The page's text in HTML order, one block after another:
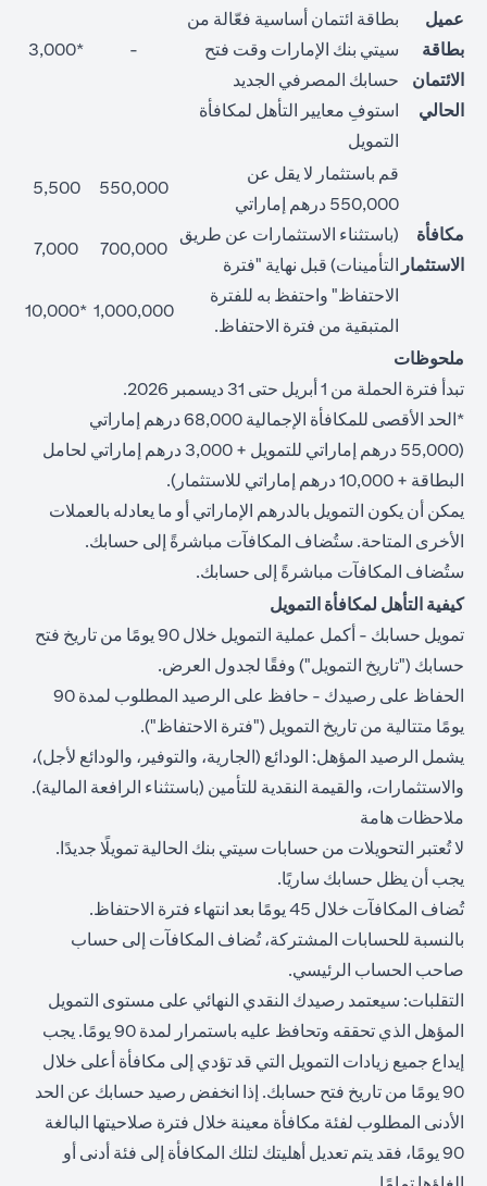
عميل
بطاقة
الائتمان
الحالي
بطاقة ائتمان أساسية فعّالة من
سيتي بنك الإمارات وقت فتح
حسابك المصرفي الجديد
استوفِ معايير التأهل لمكافأة
التمويل
-
*3,000
مكافأة
الاستثمار
قم باستثمار لا يقل عن
550,000 درهم إماراتي
(باستثناء الاستثمارات عن طريق
التأمينات) قبل نهاية "فترة
الاحتفاظ" واحتفظ به للفترة
المتبقية من فترة الاحتفاظ.
550,000
5,500
700,000
7,000
1,000,000
*10,000
ملحوظات
تبدأ فترة الحملة من 1 أبريل حتى 31 ديسمبر 2026.
*الحد الأقصى للمكافأة الإجمالية 68,000 درهم إماراتي
(55,000 درهم إماراتي للتمويل + 3,000 درهم إماراتي لحامل
البطاقة + 10,000 درهم إماراتي للاستثمار).
يمكن أن يكون التمويل بالدرهم الإماراتي أو ما يعادله بالعملات
الأخرى المتاحة. ستُضاف المكافآت مباشرةً إلى حسابك.
ستُضاف المكافآت مباشرةً إلى حسابك.
كيفية التأهل لمكافأة التمويل
تمويل حسابك - أكمل عملية التمويل خلال 90 يومًا من تاريخ فتح
حسابك ("تاريخ التمويل") وفقًا لجدول العرض.
الحفاظ على رصيدك - حافظ على الرصيد المطلوب لمدة 90
يومًا متتالية من تاريخ التمويل ("فترة الاحتفاظ").
يشمل الرصيد المؤهل: الودائع (الجارية، والتوفير، والودائع لأجل)،
والاستثمارات، والقيمة النقدية للتأمين (باستثناء الرافعة المالية).
ملاحظات هامة
لا تُعتبر التحويلات من حسابات سيتي بنك الحالية تمويلًا جديدًا.
يجب أن يظل حسابك ساريًا.
تُضاف المكافآت خلال 45 يومًا بعد انتهاء فترة الاحتفاظ.
بالنسبة للحسابات المشتركة، تُضاف المكافآت إلى حساب
صاحب الحساب الرئيسي.
التقلبات: سيعتمد رصيدك النقدي النهائي على مستوى التمويل
المؤهل الذي تحققه وتحافظ عليه باستمرار لمدة 90 يومًا. يجب
إيداع جميع زيادات التمويل التي قد تؤدي إلى مكافأة أعلى خلال
90 يومًا من تاريخ فتح حسابك. إذا انخفض رصيد حسابك عن الحد
الأدنى المطلوب لفئة مكافأة معينة خلال فترة صلاحيتها البالغة
90 يومًا، فقد يتم تعديل أهليتك لتلك المكافأة إلى فئة أدنى أو